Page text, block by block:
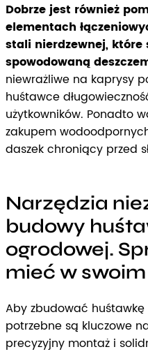
Dobrze jest również
elementach
stali nierdzewnej, które
spowodowaną
niewrażliwe na kaprysy
huśtawce
użytkowników. Ponadto
zakupem
daszek chroniący przed
Narzędzia
budowy
ogrodowej.
mieć w
Aby zbudować
potrzebne są kluczowe
precyzyjny montaż i